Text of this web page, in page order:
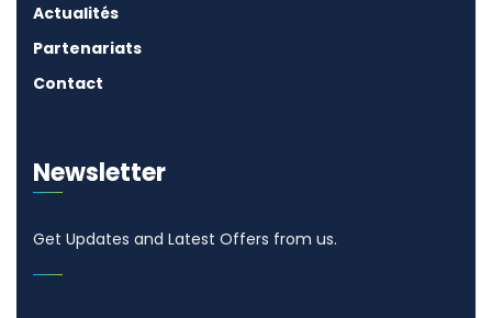
Actualités
Partenariats
Contact
Newsletter
Get Updates and Latest Offers from us.